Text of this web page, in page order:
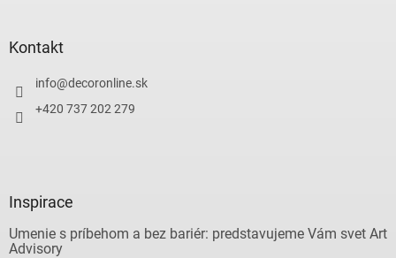
Kontakt
info@decoronline.sk
+420 737 202 279
Inspirace
Umenie s príbehom a bez bariér: predstavujeme Vám svet Art
Advisory